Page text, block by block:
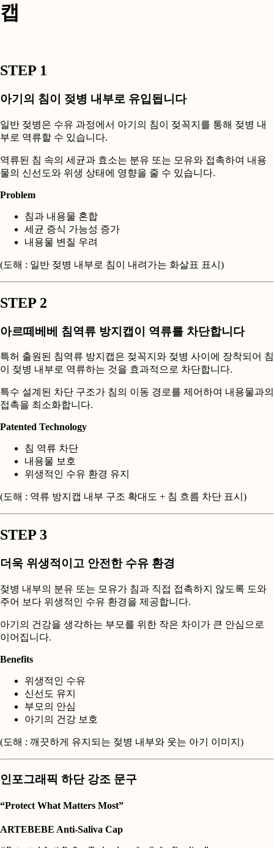
캡
STEP 1
아기의 침이 젖병 내부로 유입됩니다
일반 젖병은 수유 과정에서 아기의 침이 젖꼭지를 통해 젖병 내
부로 역류할 수 있습니다.
역류된 침 속의 세균과 효소는 분유 또는 모유와 접촉하여 내용
물의 신선도와 위생 상태에 영향을 줄 수 있습니다.
Problem
침과 내용물 혼합
세균 증식 가능성 증가
내용물 변질 우려
(도해 : 일반 젖병 내부로 침이 내려가는 화살표 표시)
STEP 2
아르떼베베 침역류 방지캡이 역류를 차단합니다
특허 출원된 침역류 방지캡은 젖꼭지와 젖병 사이에 장착되어 침
이 젖병 내부로 역류하는 것을 효과적으로 차단합니다.
특수 설계된 차단 구조가 침의 이동 경로를 제어하여 내용물과의
접촉을 최소화합니다.
Patented Technology
침 역류 차단
내용물 보호
위생적인 수유 환경 유지
(도해 : 역류 방지캡 내부 구조 확대도 + 침 흐름 차단 표시)
STEP 3
더욱 위생적이고 안전한 수유 환경
젖병 내부의 분유 또는 모유가 침과 직접 접촉하지 않도록 도와
주어 보다 위생적인 수유 환경을 제공합니다.
아기의 건강을 생각하는 부모를 위한 작은 차이가 큰 안심으로
이어집니다.
Benefits
위생적인 수유
신선도 유지
부모의 안심
아기의 건강 보호
(도해 : 깨끗하게 유지되는 젖병 내부와 웃는 아기 이미지)
인포그래픽 하단 강조 문구
“Protect What Matters Most”
ARTEBEBE Anti-Saliva Cap